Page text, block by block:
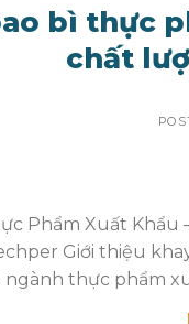
bì thực
chất
Phẩm Xuất Khẩu
Giới thiệu
ngành thực phẩm